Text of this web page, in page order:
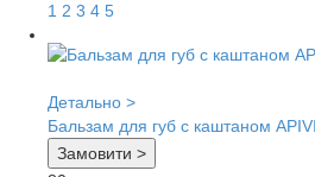
1 2 3 4 5
Детально >
Бальзам для губ с каштаном
Замовити >